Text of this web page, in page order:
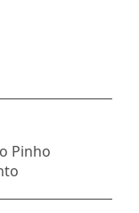
Pinho